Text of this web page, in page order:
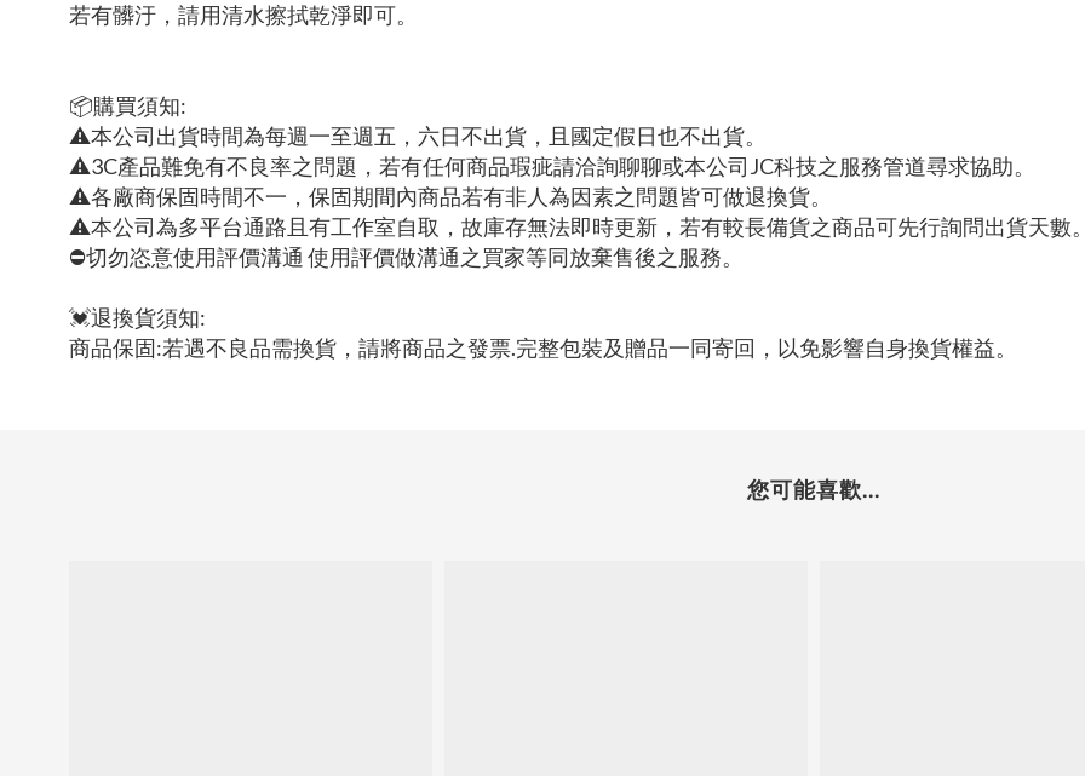
若有髒汙，請用清水擦拭乾淨即可。
📦購買須知:
⚠本公司出貨時間為每週一至週五，六日不出貨，且國定假日也不出貨。
⚠3C產品難免有不良率之問題，若有任何商品瑕疵請洽詢聊聊或本公司JC科技之服務管道尋求協助。
⚠各廠商保固時間不一，保固期間內商品若有非人為因素之問題皆可做退換貨。
⚠本公司為多平台通路且有工作室自取，故庫存無法即時更新，若有較長備貨之商品可先行詢問出貨天數
⛔切勿恣意使用評價溝通 使用評價做溝通之買家等同放棄售後之服務。
💓退換貨須知:
商品保固:若遇不良品需換貨，請將商品之發票.完整包裝及贈品一同寄回，以免影響自身換貨權益。
您可能喜歡...